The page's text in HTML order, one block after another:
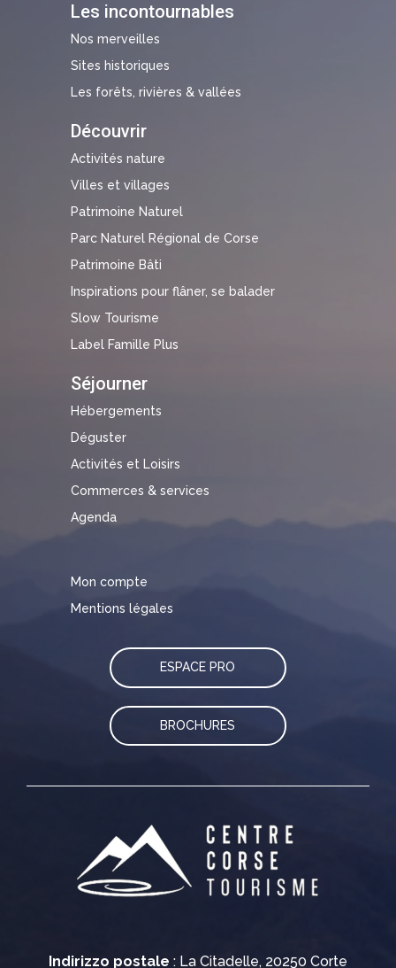
Indirizzo postale : La Citadelle, 20250 Corte
Les incontournables
Nos merveilles
Sites historiques
Les forêts, rivières & vallées
Découvrir
Activités nature
Villes et villages
Patrimoine Naturel
Parc Naturel Régional de Corse
Patrimoine Bâti
Inspirations pour flâner, se balader
Slow Tourisme
Label Famille Plus
Séjourner
Hébergements
Déguster
Activités et Loisirs
Commerces & services
Agenda
Mon compte
Mentions légales
ESPACE PRO
BROCHURES